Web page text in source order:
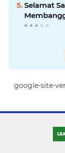
Selamat
google-site-